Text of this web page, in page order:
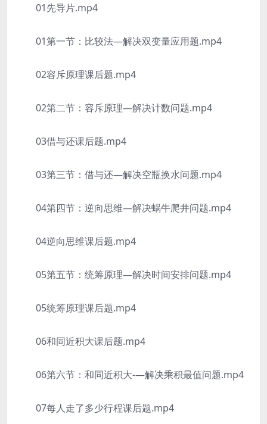
01先导片.mp4
01第一节：比较法—解决双变量应用题.mp4
02容斥原理课后题.mp4
02第二节：容斥原理—解决计数问题.mp4
03借与还课后题.mp4
03第三节：借与还—解决空瓶换水问题.mp4
04第四节：逆向思维—解决蜗牛爬井问题.mp4
04逆向思维课后题.mp4
05第五节：统筹原理—解决时间安排问题.mp4
05统筹原理课后题.mp4
06和同近积大课后题.mp4
06第六节：和同近积大-—解决乘积最值问题.mp4
07每人走了多少行程课后题.mp4